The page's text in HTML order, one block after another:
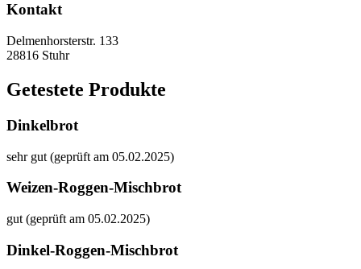
Kontakt
Delmenhorsterstr. 133
28816 Stuhr
Getestete Produkte
Dinkelbrot
sehr gut (geprüft am 05.02.2025)
Weizen-Roggen-Mischbrot
gut (geprüft am 05.02.2025)
Dinkel-Roggen-Mischbrot